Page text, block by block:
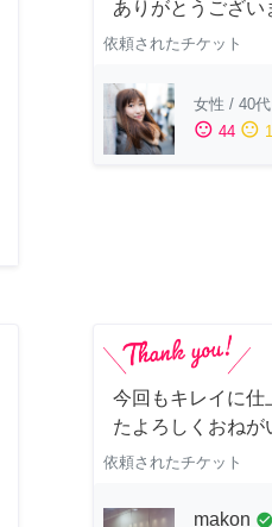
ありがとうござい
依頼されたチケット
女性 / 40代
sentiment_satisfied 44 sentiment_neutral 1
今回もキレイに仕
たよろしくおねが
依頼されたチケット
makon check_circle